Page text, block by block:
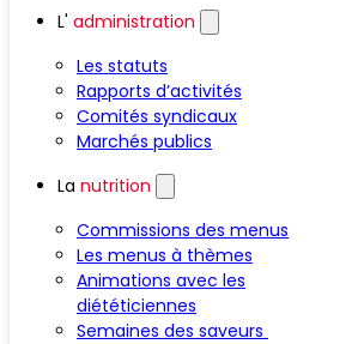
L' administration
Les statuts
Rapports d’activités
Comités syndicaux
Marchés publics
La nutrition
Commissions des menus
Les menus à thèmes
Animations avec les
diététiciennes
Semaines des saveurs